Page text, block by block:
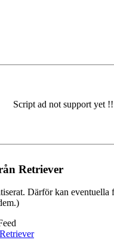
Retriever
Därför kan